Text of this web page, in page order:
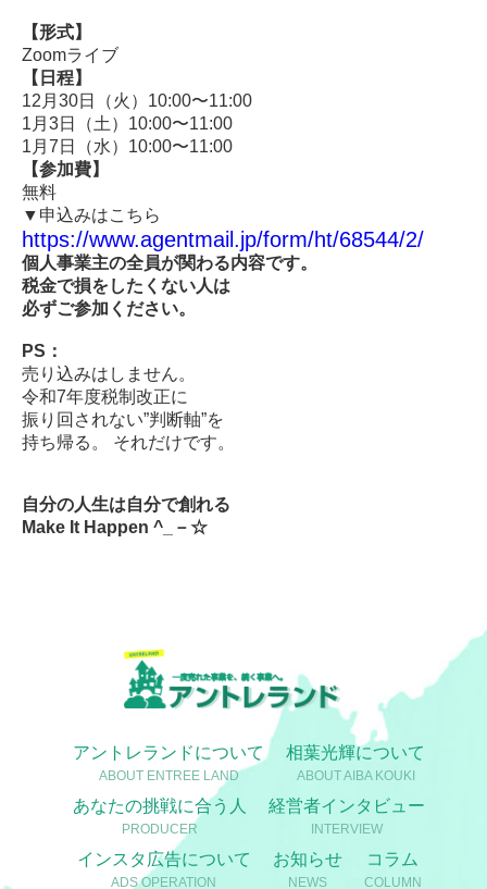
【形式】
Zoomライブ
【日程】
12月30日（火）10:00〜11:00
1月3日（土）10:00〜11:00
1月7日（水）10:00〜11:00
【参加費】
無料
▼申込みはこちら
https://www.agentmail.jp/form/ht/68544/2/
個人事業主の全員が関わる内容です。
税金で損をしたくない人は
必ずご参加ください。
PS：
売り込みはしません。
令和7年度税制改正に
振り回されない”判断軸”を
持ち帰る。 それだけです。
自分の人生は自分で創れる
Make It Happen ^_－☆
アントレランドについて
ABOUT ENTREE LAND
相葉光輝について
ABOUT AIBA KOUKI
あなたの挑戦に合う人
PRODUCER
経営者インタビュー
INTERVIEW
インスタ広告について
ADS OPERATION
お知らせ
NEWS
コラム
COLUMN